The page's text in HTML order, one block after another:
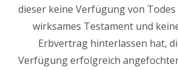
dieser keine Verfügung von
wirksames Testament und
Erbvertrag hinterlassen hat,
Verfügung erfolgreich